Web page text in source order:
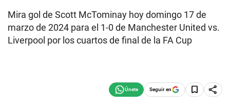
Mira gol de Scott McTominay hoy domingo 17 de
marzo de 2024 para el 1-0 de Manchester United vs.
Liverpool por los cuartos de final de la FA Cup
Seguir en